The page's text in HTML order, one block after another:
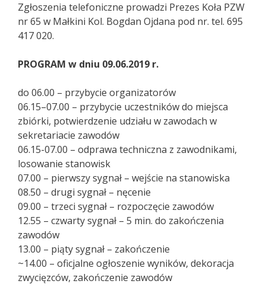
Zgłoszenia telefoniczne prowadzi Prezes Koła PZW
nr 65 w Małkini Kol. Bogdan Ojdana pod nr. tel. 695
417 020.
PROGRAM w dniu 09.06.2019 r.
do 06.00 – przybycie organizatorów
06.15–07.00 – przybycie uczestników do miejsca
zbiórki, potwierdzenie udziału w zawodach w
sekretariacie zawodów
06.15-07.00 – odprawa techniczna z zawodnikami,
losowanie stanowisk
07.00 – pierwszy sygnał – wejście na stanowiska
08.50 – drugi sygnał – nęcenie
09.00 – trzeci sygnał – rozpoczęcie zawodów
12.55 – czwarty sygnał – 5 min. do zakończenia
zawodów
13.00 – piąty sygnał – zakończenie
~14.00 – oficjalne ogłoszenie wyników, dekoracja
zwycięzców, zakończenie zawodów